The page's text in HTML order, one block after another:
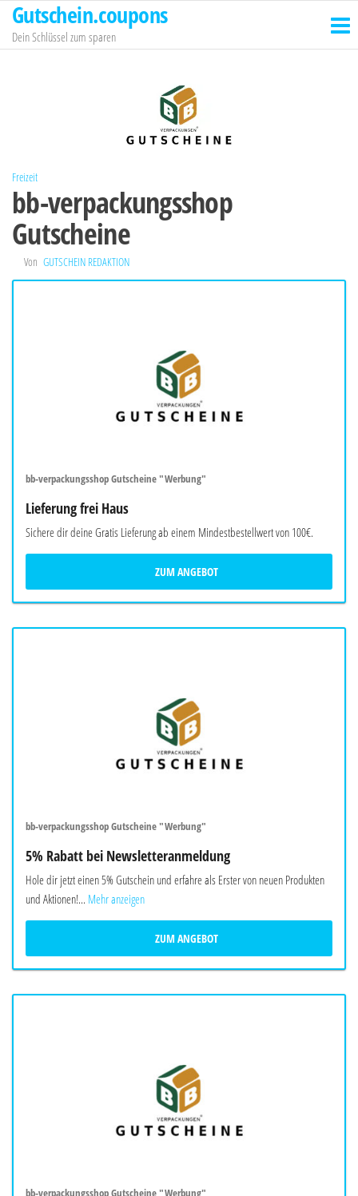
Zum
Inhalt
springen
Gutschein.coupons
Dein Schlüssel zum sparen
Freizeit
bb-verpackungsshop
Gutscheine
Von GUTSCHEIN REDAKTION
bb-verpackungsshop Gutscheine "Werbung"
Lieferung frei Haus
Sichere dir deine Gratis Lieferung ab einem Mindestbestellwert von 100€.
ZUM ANGEBOT
bb-verpackungsshop Gutscheine "Werbung"
5% Rabatt bei Newsletteranmeldung
Hole dir jetzt einen 5% Gutschein und erfahre als Erster von neuen Produkten
und Aktionen!... Mehr anzeigen
ZUM ANGEBOT